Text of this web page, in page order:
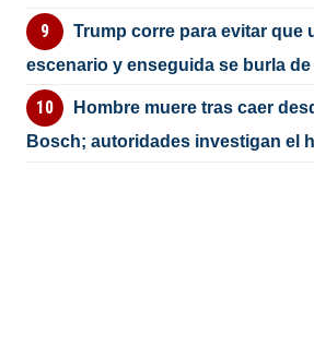
Trump corre para evitar que
escenario y enseguida se burla
Hombre muere tras caer
Bosch; autoridades investigan el